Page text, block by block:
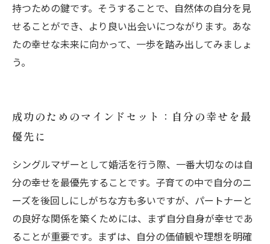
持つための鍵です。そうすることで、自然体の自分を見
せることができ、より良い出会いにつながります。あな
たの幸せな未来に向かって、一歩を踏み出してみましょ
う。
成功のためのマインドセット：自分の幸せを最
優先に
シングルマザーとして婚活を行う際、一番大切なのは自
分の幸せを最優先することです。子育ての中で自分のニ
ーズを後回しにしがちな方も多いですが、パートナーと
の良好な関係を築くためには、まず自分自身が幸せであ
ることが重要です。まずは、自分の価値観や理想を明確